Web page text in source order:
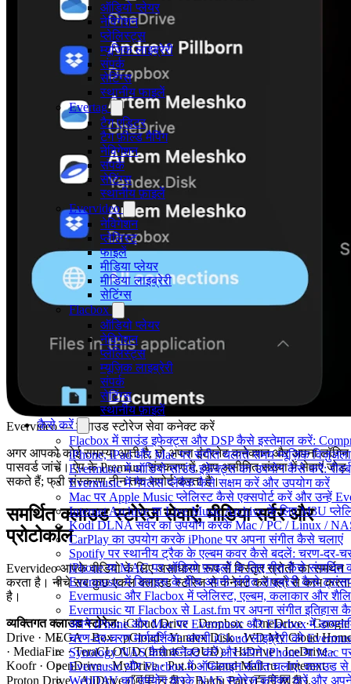
ऑडियो प्लेयर
नेविगेशन
प्लेलिस्ट्स
म्यूजिक लाइब्रेरी
संपर्क
सेटिंग्स
स्थानीय फाइलें
Evertag
टैग एडिटर
टैग फ़ील्ड मैपिंग
नेविगेशन
संपर्क
सेटिंग्स
स्थानीय फ़ाइलें
Evervideo
नेविगेशन
प्लेलिस्ट
फाइलें
मीडिया प्लेयर
मीडिया लाइब्रेरी
सेटिंग्स
Flacbox
ऑडियो प्लेयर
नेविगेशन
प्लेलिस्ट्स
म्यूज़िक लाइब्रेरी
संपर्क
सेटिंग्स
स्थानीय फ़ाइलें
कैसे करें
Flacbox में साउंड इफेक्ट्स और DSP कैसे इस्तेमाल करें:
iPhone, iPad और Mac पर संगीत चलाते समय म्यूज़िक
Evermusic में ऑडियो साउंड इफ़ेक्ट्स का उपयोग कैसे करें:
Evermusic में गैपलेस प्लेबैक कैसे सक्षम करें और उपयोग करें
Mac पर Apple Music प्लेलिस्ट कैसे एक्सपोर्ट करें और उन्हें
Internet Archive या Live Music Archive के लिए M3U
Kodi DLNA सर्वर का उपयोग करके Mac / PC / Linux /
CarPlay का उपयोग करके iPhone पर अपना संगीत कैसे चलाएं
Spotify पर स्थानीय ट्रैक के एल्बम कवर कैसे बदलें: चरण-दर-
iPhone या MAC पर ऑडियो फ़ाइलों के लिए गीत कैसे संपादित
Evermusic में डिवाइस के बीच अपनी संगीत लाइब्रेरी कैसे
Evermusic और Flacbox में प्लेलिस्ट, एल्बम, कलाकार और
Evermusic या Flacbox से Last.fm पर अपना संगीत इतिहास
अपने iPhone और Mac पर Evermusic और Flacbox में
चरण-दर-चरण मार्गदर्शिका: अपनी iCloud लाइब्रेरी को
Synology NAS कैसे कनेक्ट करें और अपने iPhone या Mac
Evermusic और Flacbox में ऑफलाइन संगीत चलाएं: क्लाउड
WebDAV का उपयोग करके NAS स्टोरेज कनेक्ट करें और अपने
Evervideo — क्लाउड स्टोरेज सेवा कनेक्ट करें
अगर आपको कोई समस्या आती है, तो अपना इंटरनेट कनेक्शन और अपना लॉगिन
पासवर्ड जांचें। ऐप के Premium संस्करण में, आप असीमित संख्या में सेवाएं जोड़
सकते हैं; फ्री संस्करण तीन तक सपोर्ट करता है।
समर्थित क्लाउड स्टोरेज सेवाएं, मीडिया सर्वर और
प्रोटोकॉल
Evervideo आपके वीडियो के लिए असाधारण रूप से विस्तृत स्रोतों का समर्थन
करता है। नीचे सब कुछ एकल क्लाउड स्टोरेज से कनेक्ट करें फ्लो से काम करता
है।
व्यक्तिगत क्लाउड स्टोरेज:iCloud Drive · Dropbox · OneDrive · Google
Drive · MEGA · Box · pCloud · Yandex Disk · WD My Cloud
· MediaFire · TeraCLOUD (InfiniCLOUD) · HiDrive · IceDrive ·
Koofr · OpenDrive · MyDrive · Put.io · Cloud Mail.ru · Internxt ·
Proton Drive · AliDrive (阿里云盘) · Baidu Pan (百度网盘).